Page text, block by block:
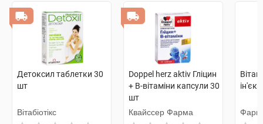
Детоксил таблетки 30
шт
Вітабіотікс
Doppel herz aktiv Гліцин
+ В-вітаміни капсули 30
шт
Квайссер Фарма